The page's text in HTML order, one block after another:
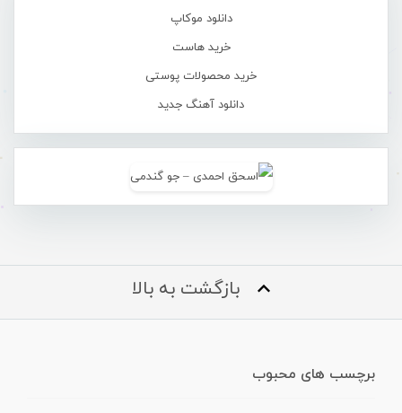
دانلود موکاپ
خرید هاست
خرید محصولات پوستی
دانلود آهنگ جدید
بازگشت به بالا
برچسب های محبوب